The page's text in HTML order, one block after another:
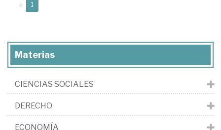
« 1
Materias
CIENCIAS SOCIALES
DERECHO
ECONOMÍA